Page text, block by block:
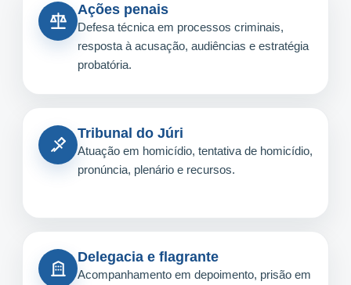
Ações penais
Defesa técnica em processos criminais,
resposta à acusação, audiências e estratégia
probatória.
Tribunal do Júri
Atuação em homicídio, tentativa de homicídio,
pronúncia, plenário e recursos.
Delegacia e flagrante
Acompanhamento em depoimento, prisão em